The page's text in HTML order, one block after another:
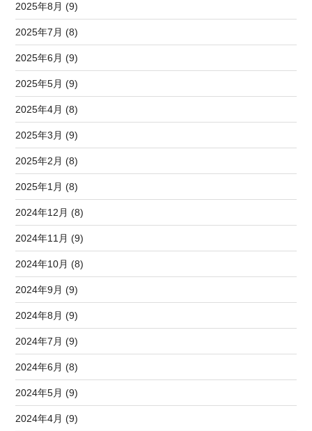
2025年8月 (9)
2025年7月 (8)
2025年6月 (9)
2025年5月 (9)
2025年4月 (8)
2025年3月 (9)
2025年2月 (8)
2025年1月 (8)
2024年12月 (8)
2024年11月 (9)
2024年10月 (8)
2024年9月 (9)
2024年8月 (9)
2024年7月 (9)
2024年6月 (8)
2024年5月 (9)
2024年4月 (9)